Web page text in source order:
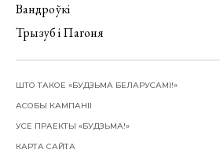
Вандроўкі
Трызуб і Пагоня
ШТО ТАКОЕ «БУДЗЬМА БЕЛАРУСАМІ!»
АСОБЫ КАМПАНІІ
УСЕ ПРАЕКТЫ «БУДЗЬМА!»
КАРТА САЙТА